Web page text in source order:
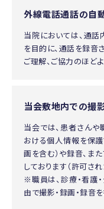
外線電話通話の自
当院においては、通
を目的に、通話を録音
ご理解、ご協力のほどよ
当会敷地内での撮
当会では、患者さん
おける個人情報を保
画を含む）や録音、ま
しております（許可さ
※職員は、診療・看護
由で撮影・録画・録音